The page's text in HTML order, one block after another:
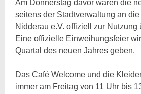
Am Donnerstag davor waren die
seitens der Stadtverwaltung an
Nidderau e.V. offiziell zur Nutzung
Eine offizielle Einweihungsfeier
Quartal des neuen Jahres geben.
Das Café Welcome und die
immer am Freitag von 11 Uhr bis